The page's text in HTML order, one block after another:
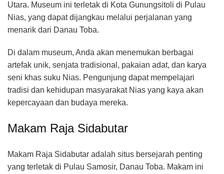
Utara. Museum ini terletak di Kota Gunungsitoli di Pulau
Nias, yang dapat dijangkau melalui perjalanan yang
menarik dari Danau Toba.
Di dalam museum, Anda akan menemukan berbagai
artefak unik, senjata tradisional, pakaian adat, dan karya
seni khas suku Nias. Pengunjung dapat mempelajari
tradisi dan kehidupan masyarakat Nias yang kaya akan
kepercayaan dan budaya mereka.
Makam Raja Sidabutar
Makam Raja Sidabutar adalah situs bersejarah penting
yang terletak di Pulau Samosir, Danau Toba. Makam ini